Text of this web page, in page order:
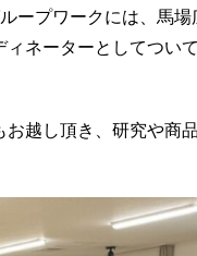
ープワークには、馬
ネーターとしてつい
越し頂き、研究や商